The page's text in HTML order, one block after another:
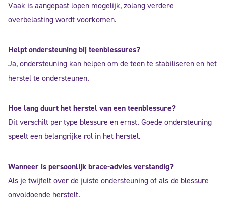
Vaak is aangepast lopen mogelijk, zolang verdere
overbelasting wordt voorkomen.
Helpt ondersteuning bij teenblessures?
Ja, ondersteuning kan helpen om de teen te stabiliseren en het
herstel te ondersteunen.
Hoe lang duurt het herstel van een teenblessure?
Dit verschilt per type blessure en ernst. Goede ondersteuning
speelt een belangrijke rol in het herstel.
Wanneer is persoonlijk brace-advies verstandig?
Als je twijfelt over de juiste ondersteuning of als de blessure
onvoldoende herstelt.